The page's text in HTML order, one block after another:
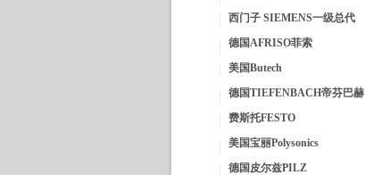
西门子 SIEMENS一级总代
德国AFRISO菲索
美国Butech
德国TIEFENBACH帝芬巴赫
费斯托FESTO
美国宝丽Polysonics
德国皮尔兹PILZ